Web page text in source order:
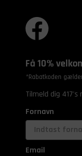
Få 10%
*Rabatkoden
Tilmeld dig 417's
Fornavn
Email